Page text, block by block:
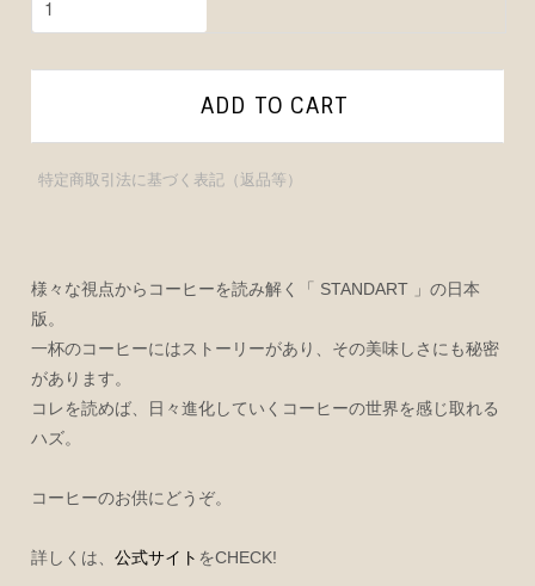
ADD TO CART
特定商取引法に基づく表記（返品等）
様々な視点からコーヒーを読み解く「 STANDART 」の日本
版。
一杯のコーヒーにはストーリーがあり、その美味しさにも秘密
があります。
コレを読めば、日々進化していくコーヒーの世界を感じ取れる
ハズ。
コーヒーのお供にどうぞ。
詳しくは、 公式サイト をCHECK!